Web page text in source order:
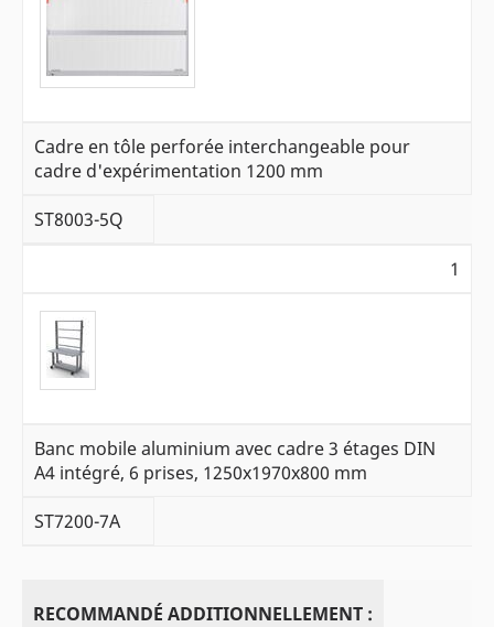
Cadre en tôle perforée interchangeable pour
cadre d'expérimentation 1200 mm
ST8003-5Q
1
Banc mobile aluminium avec cadre 3 étages DIN
A4 intégré, 6 prises, 1250x1970x800 mm
ST7200-7A
RECOMMANDÉ ADDITIONNELLEMENT :